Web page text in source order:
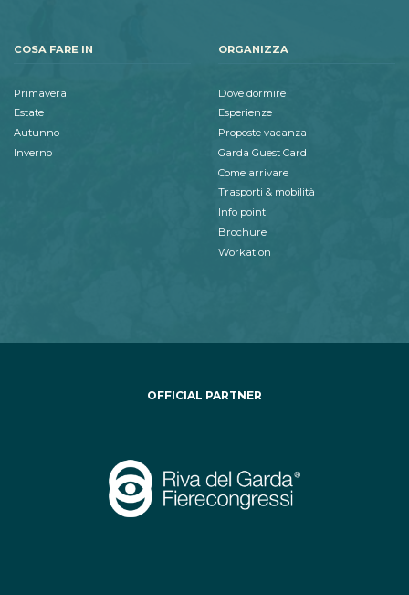
COSA FARE IN
Primavera
Estate
Autunno
Inverno
ORGANIZZA
Dove dormire
Esperienze
Proposte vacanza
Garda Guest Card
Come arrivare
Trasporti & mobilità
Info point
Brochure
Workation
OFFICIAL PARTNER